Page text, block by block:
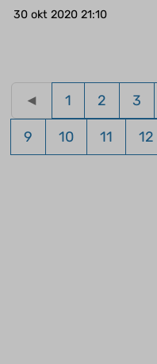
30 okt 2020 21:10
◄ 1 2 3
9 10 11 12